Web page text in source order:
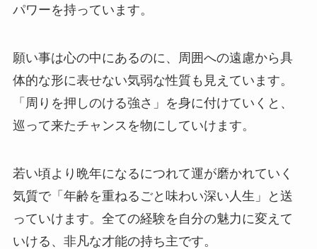
パワーを持っています。
願い事は心の中にあるのに、周囲への遠慮から具
体的な形に表せない気弱な性質も見えています。
「周りを押しのける強さ」を身に付けていくと、
巡って来たチャンスを物にしていけます。
若い頃より晩年になるにつれて運が磨かれていく
気質で「年齢を重ねるごと味わい深い人生」と送
っていけます。全ての経験を自分の魅力に変えて
いける、非凡な才能の持ち主です。